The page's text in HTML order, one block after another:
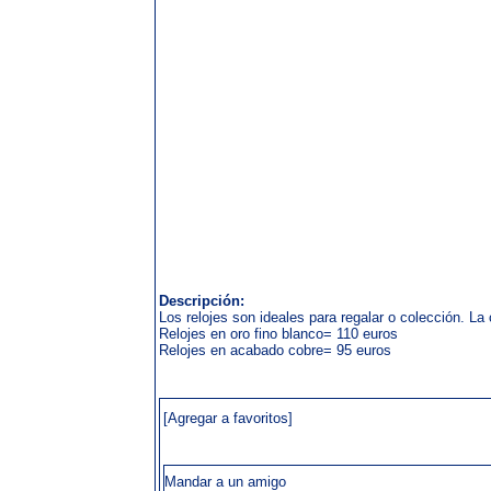
Descripción:
Los relojes son ideales para regalar o colección.
Relojes en oro fino blanco= 110 euros
Relojes en acabado cobre= 95 euros
[Agregar a favoritos]
Mandar a un amigo